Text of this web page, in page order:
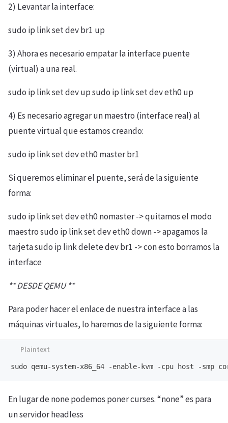
2) Levantar la interface:
sudo ip link set dev br1 up
3) Ahora es necesario empatar la interface puente
(virtual) a una real.
sudo ip link set devup sudo ip link set dev eth0 up
4) Es necesario agregar un maestro (interface real) al
puente virtual que estamos creando:
sudo ip link set dev eth0 master br1
Si queremos eliminar el puente, será de la siguiente
forma:
sudo ip link set dev eth0 nomaster -> quitamos el modo
maestro sudo ip link set dev eth0 down -> apagamos la
tarjeta sudo ip link delete dev br1 -> con esto borramos la
interface
** DESDE QEMU **
Para poder hacer el enlace de nuestra interface a las
máquinas virtuales, lo haremos de la siguiente forma:
En lugar de none podemos poner curses. “none” es para
un servidor headless